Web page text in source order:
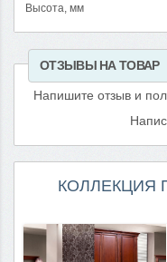
Высота, мм
ОТЗЫВЫ НА ТОВАР
Напишите отзыв и
КОЛЛЕКЦИЯ